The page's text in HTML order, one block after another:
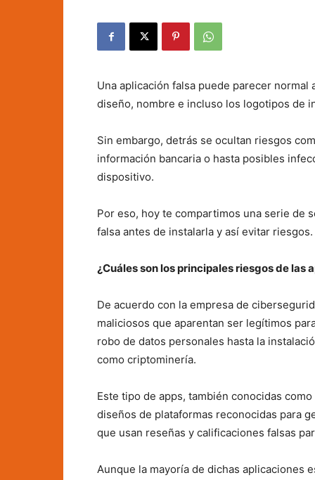
Una aplicación falsa puede parecer
diseño, nombre e incluso los logotipos de
Sin embargo, detrás se ocultan riesgos
información bancaria o hasta posibles
dispositivo.
Por eso, hoy te compartimos una serie de
falsa antes de instalarla y así evitar riesgos.
¿Cuáles son los principales riesgos de las
De acuerdo con la empresa de
maliciosos que aparentan ser legítimos
robo de datos personales hasta la
como criptominería.
Este tipo de apps, también conocidas
diseños de plataformas reconocidas para
que usan reseñas y calificaciones falsas
Aunque la mayoría de dichas aplicaciones